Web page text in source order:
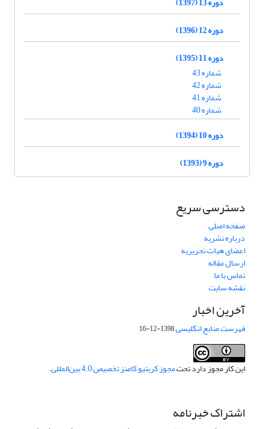
دوره 12 (1396)
دوره 11 (1395)
شماره 43
شماره 42
شماره 41
شماره 40
دوره 10 (1394)
دوره 9 (1393)
دسترسی سریع
صفحه اصلی
درباره نشریه
اعضای هیات تحریریه
ارسال مقاله
تماس با ما
نقشه سایت
آخرین اخبار
فهرست منابع انگلیسی1398-12-16
این کار مجوز دارد تحتمجوز کریتیو کامنز تخصیص 4.0 بین‌المللی .
اشتراک خبرنامه